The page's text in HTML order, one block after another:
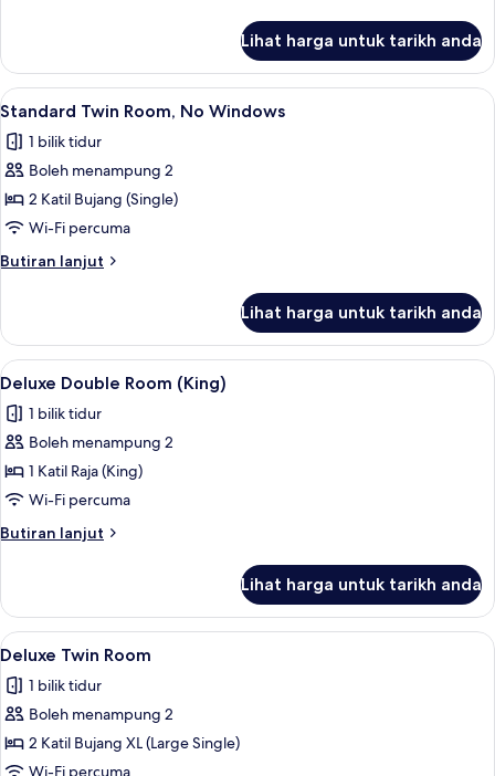
Windows)
Twin
Room
(No
Lihat harga untuk tarikh anda
Lihat
semua
foto
untuk
Standard
Twin
Room,
No
Standard Twin Room, No Windows
4
Standard Twin Room, No Windows
1 bilik tidur
Boleh menampung 2
2 Katil Bujang (Single)
Wi-Fi percuma
Butiran lanjut
Butiran
Twin
Room,
No
Lihat harga untuk tarikh anda
Lihat
semua
foto
untuk
Deluxe
Double
Room
(King)
Deluxe Double Room (King) | Meja,
3
Deluxe Double Room (King)
1 bilik tidur
Boleh menampung 2
1 Katil Raja (King)
Wi-Fi percuma
Butiran lanjut
Butiran
Double
Room
(King)
Lihat harga untuk tarikh anda
Lihat
semua
foto
untuk
Deluxe
Twin
Deluxe Twin Room | Meja, seterika/
4
Deluxe Twin Room
1 bilik tidur
Boleh menampung 2
2 Katil Bujang XL (Large Single)
Wi-Fi percuma